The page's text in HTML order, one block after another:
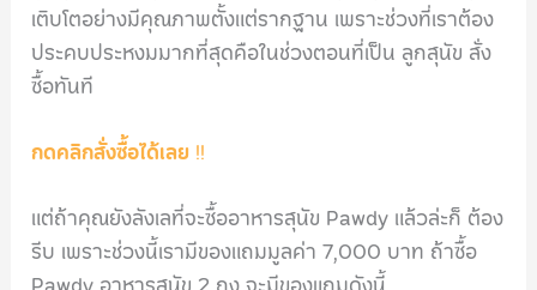
เติบโตอย่างมีคุณภาพตั้งแต่รากฐาน เพราะช่วงที่เราต้อง
ประคบประหงมมากที่สุดคือในช่วงตอนที่เป็น ลูกสุนัข สั่ง
ซื้อทันที
กดคลิกสั่งซื้อได้เลย !!
แต่ถ้าคุณยังลังเลที่จะซื้ออาหารสุนัข Pawdy แล้วล่ะก็ ต้อง
รีบ เพราะช่วงนี้เรามีของแถมมูลค่า 7,000 บาท ถ้าซื้อ